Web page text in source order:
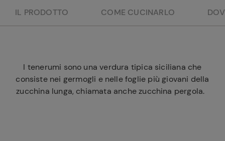
IL PRODOTTO COME CUCINARLO
I tenerumi sono una verdura tipica siciliana che
consiste nei germogli e nelle foglie più giovani della
zucchina lunga, chiamata anche zucchina pergola.